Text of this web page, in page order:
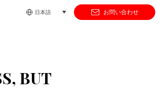
日本語 お問い合わせ
BUT